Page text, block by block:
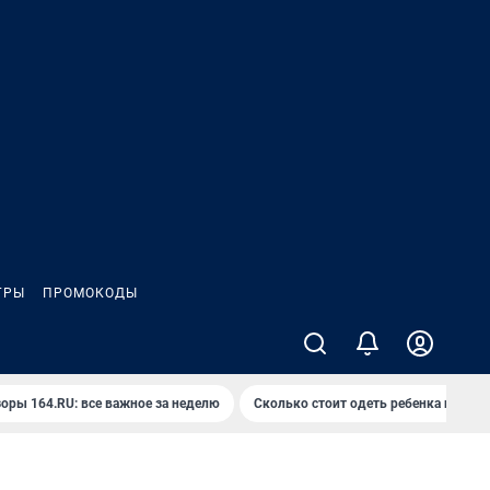
ПРОМОКОДЫ
164.RU: все важное за неделю Сколько стоит одеть ребенка на